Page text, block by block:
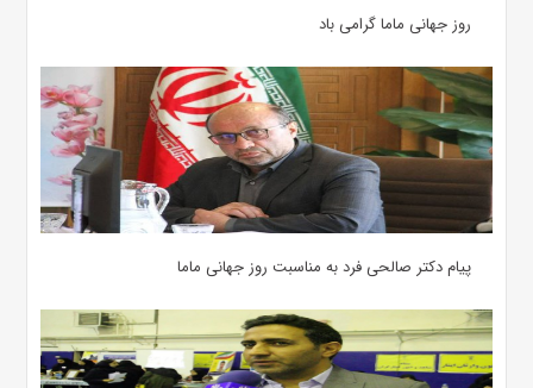
روز جهانی ماما گرامی باد
پیام دکتر صالحی فرد به مناسبت روز جهانی ماما